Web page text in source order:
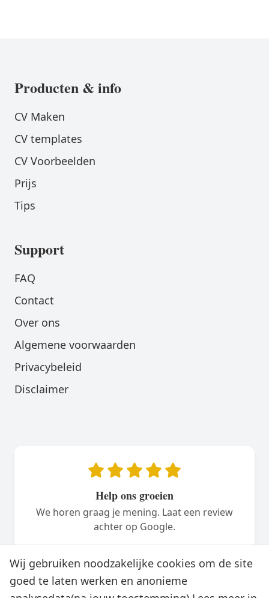
Producten & info
CV Maken
CV templates
CV Voorbeelden
Prijs
Tips
Support
FAQ
Contact
Over ons
Algemene voorwaarden
Privacybeleid
Disclaimer
Help ons groeien
We horen graag je mening. Laat een review
achter op Google.
Wij gebruiken noodzakelijke cookies om de site
goed te laten werken en anonieme